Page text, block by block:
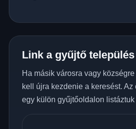
Link a gyűjtő
Ha másik városra vagy
kell újra kezdenie a keresést.
egy külön gyűjtőoldalon listáztuk